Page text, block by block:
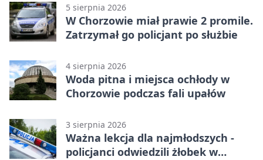
5 sierpnia 2026
W Chorzowie miał prawie 2 promile.
Zatrzymał go policjant po służbie
4 sierpnia 2026
Woda pitna i miejsca ochłody w
Chorzowie podczas fali upałów
3 sierpnia 2026
Ważna lekcja dla najmłodszych -
policjanci odwiedzili żłobek w